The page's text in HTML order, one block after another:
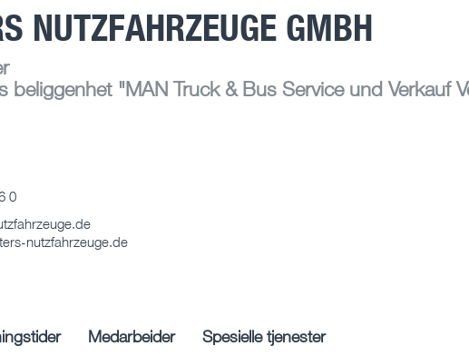
NUTZFAHRZEUGE GMBH
beliggenhet "MAN Truck & Bus Service und Verkauf
0
nutzfahrzeuge.de
Medarbeider Spesielle tjenester